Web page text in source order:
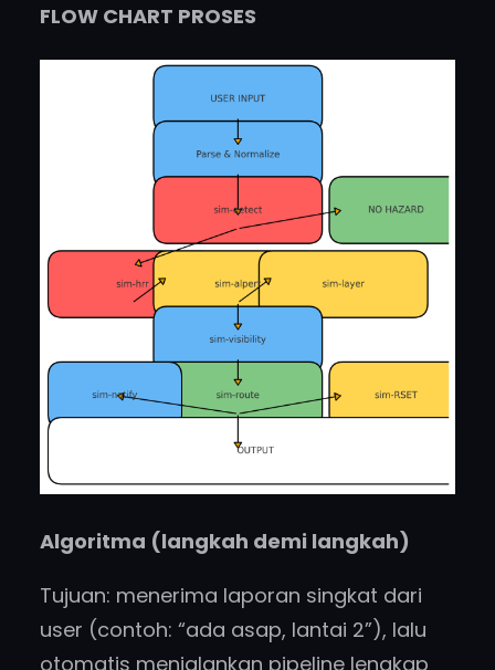
FLOW CHART PROSES
Algoritma (langkah demi langkah)
Tujuan: menerima laporan singkat dari
user (contoh: “ada asap, lantai 2”), lalu
otomatis menjalankan pipeline lengkap